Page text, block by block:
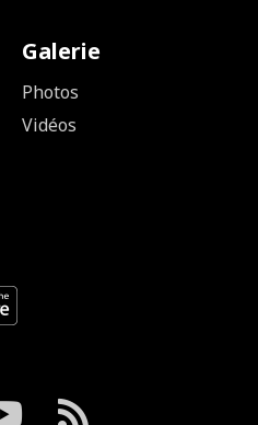
Galerie
Photos
Vidéos